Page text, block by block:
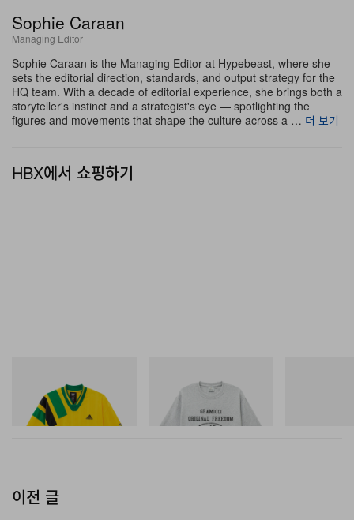
십 년간 Jollibee 프라이드치킨 정체성의 일부였음에도, 미
거의 등장하지 않는 구성이다. 이 같은 디테일은 보편적인
메뉴 카테고리 안에서도 Jollibee만의 문화적 특수성을 유
지하게 하며, 필리핀에 뿌리를 둔 브랜드 헤리티지와 미국
스럽게 엮어낸다.
론칭은 우리가 어떻게 끊임없이 혁신을 이어가며 패스트푸
드 페이보릿을 한 단계 격상시키는지를 잘 보여주는 사례
맛보기를 고대하고 있다”고 강조했다.
Sophie Caraan
Managing Editor
Sophie Caraan is the Managing Editor at Hypebeast, where she
sets the editorial direction, standards, and output strategy for the
HQ team. With a decade of editorial experience, she brings both a
storyteller's instinct and a strategist's eye — spotlighting the
figures and movements that shape the culture across a … 더 보기
HBX에서 쇼핑하기
Adidas Originals X Brain
Dead Disney Football Jersey
쇼핑하기
Yosemite Valley Tee
쇼핑하기
이전 글